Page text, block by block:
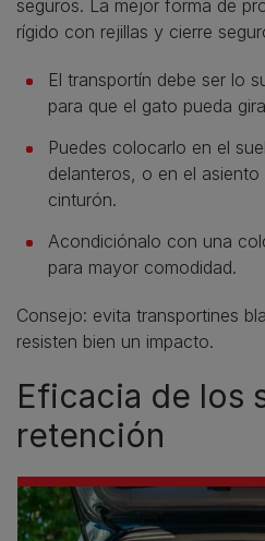
seguros. La mejor forma de
rígido con rejillas y cierre
El transportín debe ser lo
para que el gato pueda
Puedes colocarlo en el
delanteros, o en el
cinturón.
Acondiciónalo con una
para mayor comodidad.
Consejo: evita transportines
resisten bien un impacto.
Eficacia de los
retención